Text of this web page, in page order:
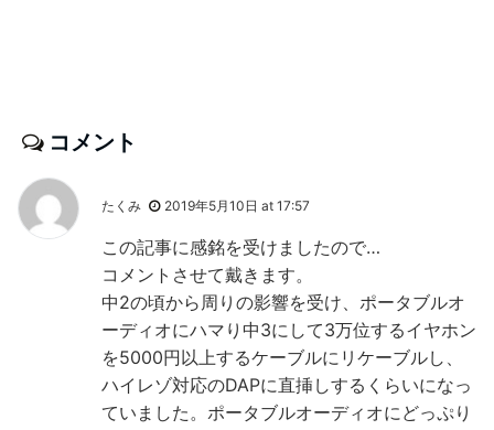
e
k
s
t
k
コメント
たくみ 2019年5月10日 at 17:57
この記事に感銘を受けましたので…
コメントさせて戴きます。
中2の頃から周りの影響を受け、ポータブルオ
ーディオにハマり中3にして3万位するイヤホン
を5000円以上するケーブルにリケーブルし、
ハイレゾ対応のDAPに直挿しするくらいになっ
ていました。ポータブルオーディオにどっぷり